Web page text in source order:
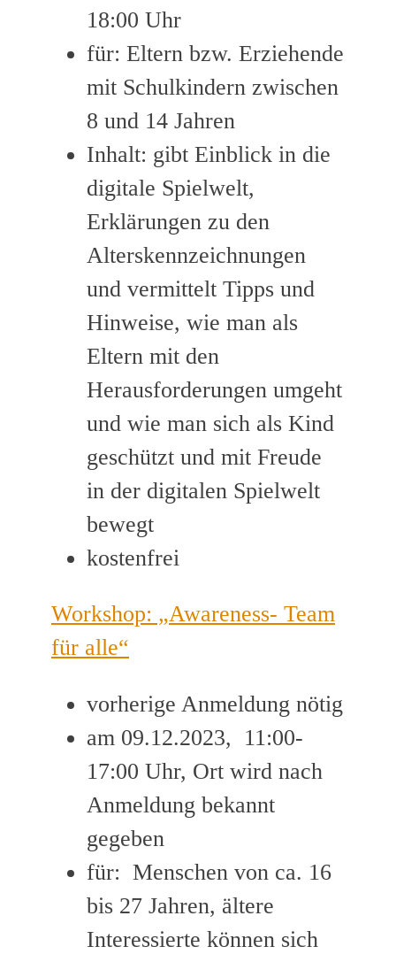
18:00 Uhr
für: Eltern bzw. Erziehende
mit Schulkindern zwischen
8 und 14 Jahren
Inhalt: gibt Einblick in die
digitale Spielwelt,
Erklärungen zu den
Alterskennzeichnungen
und vermittelt Tipps und
Hinweise, wie man als
Eltern mit den
Herausforderungen umgeht
und wie man sich als Kind
geschützt und mit Freude
in der digitalen Spielwelt
bewegt
kostenfrei
Workshop: „Awareness- Team
für alle“
vorherige Anmeldung nötig
am 09.12.2023, 11:00-
17:00 Uhr, Ort wird nach
Anmeldung bekannt
gegeben
für: Menschen von ca. 16
bis 27 Jahren, ältere
Interessierte können sich